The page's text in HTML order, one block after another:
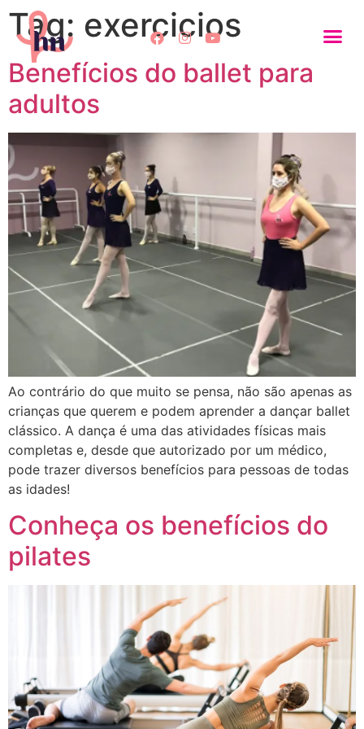
Tag: exercicios
Benefícios do ballet para
adultos
Ao contrário do que muito se pensa, não são apenas as
crianças que querem e podem aprender a dançar ballet
clássico. A dança é uma das atividades físicas mais
completas e, desde que autorizado por um médico,
pode trazer diversos benefícios para pessoas de todas
as idades!
Conheça os benefícios do
pilates